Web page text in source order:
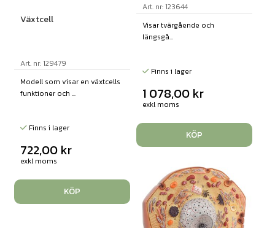
Växtcell
Art. nr: 129479
Modell som visar en växtcells
funktioner och ...
Finns i lager
722,00 kr
exkl moms
KÖP
Art. nr: 123644
Visar tvärgående och
längsgå...
Finns i lager
1 078,00 kr
exkl moms
KÖP